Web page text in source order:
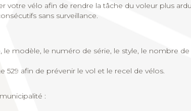
votre vélo afin de rendre la tâche du voleur plus
sans surveillance.
modèle, le numéro de série, le style, le nombre
529 afin de prévenir le vol et le recel de vélos.
: